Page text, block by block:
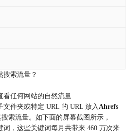
搜索流量？
任何网站的自然流量
件夹或特定 URL 的 URL 放入Ahrefs
索流量。如下面的屏幕截图所示，
词，这些关键词每月共带来 460 万次来